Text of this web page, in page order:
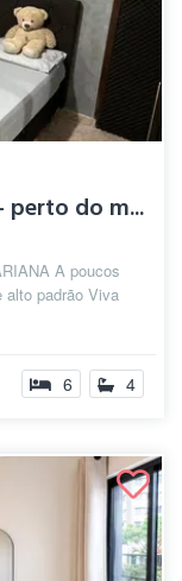
perto do m...
A poucos
alto padrão Viva
6 4